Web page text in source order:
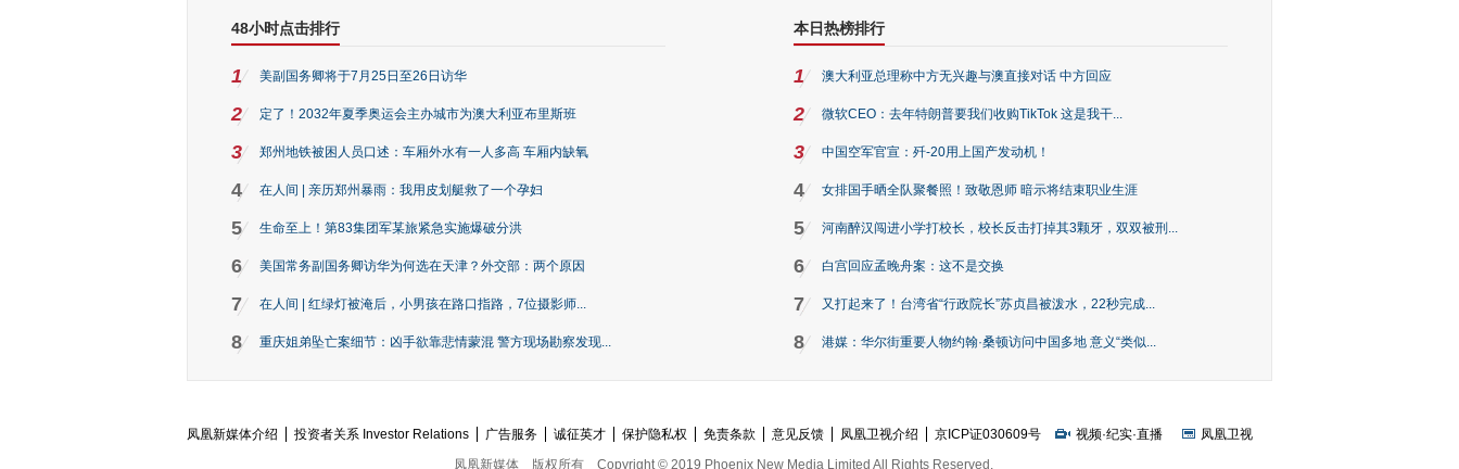
48小时点击排行
1 美副国务卿将于7月25日至26日访华
2 定了！2032年夏季奥运会主办城市为澳大利亚布里斯班
3 郑州地铁被困人员口述：车厢外水有一人多高 车厢内缺氧
4 在人间 | 亲历郑州暴雨：我用皮划艇救了一个孕妇
5 生命至上！第83集团军某旅紧急实施爆破分洪
6 美国常务副国务卿访华为何选在天津？外交部：两个原因
7 在人间 | 红绿灯被淹后，小男孩在路口指路，7位摄影师...
8 重庆姐弟坠亡案细节：凶手欲靠悲情蒙混 警方现场勘察发现...
本日热榜排行
1 澳大利亚总理称中方无兴趣与澳直接对话 中方回应
2 微软CEO：去年特朗普要我们收购TikTok 这是我干...
3 中国空军官宣：歼-20用上国产发动机！
4 女排国手晒全队聚餐照！致敬恩师 暗示将结束职业生涯
5 河南醉汉闯进小学打校长，校长反击打掉其3颗牙，双双被刑...
6 白宫回应孟晚舟案：这不是交换
7 又打起来了！台湾省“行政院长”苏贞昌被泼水，22秒完成...
8 港媒：华尔街重要人物约翰·桑顿访问中国多地 意义“类似...
凤凰新媒体介绍 投资者关系 Investor Relations 广告服务 诚征英才 保护隐私权 免责条款 意见反馈 凤凰卫视介绍 京ICP证030609号 视频·纪实·直播
凤凰卫视
凤凰新媒体
版权所有 Copyright © 2019 Phoenix New Media Limited All Rights Reserved.